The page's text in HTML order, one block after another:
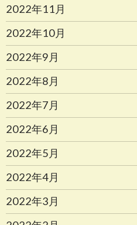
2022年11月
2022年10月
2022年9月
2022年8月
2022年7月
2022年6月
2022年5月
2022年4月
2022年3月